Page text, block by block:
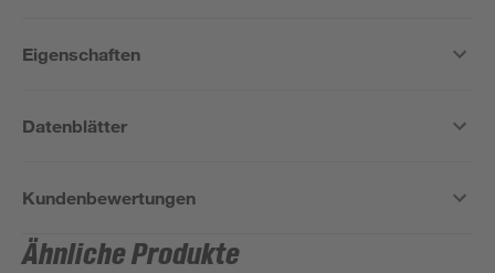
Eigenschaften
Datenblätter
Kundenbewertungen
Ähnliche Produkte